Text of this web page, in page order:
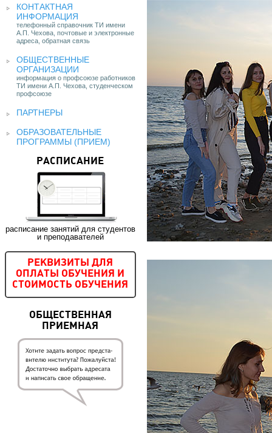
КОНТАКТНАЯ
ИНФОРМАЦИЯ
телефонный справочник ТИ имени
А.П. Чехова, почтовые и электронные
адреса, обратная связь
ОБЩЕСТВЕННЫЕ
ОРГАНИЗАЦИИ
информация о профсоюзе работников
ТИ имени А.П. Чехова, студенческом
профсоюзе
ПАРТНЕРЫ
ОБРАЗОВАТЕЛЬНЫЕ
ПРОГРАММЫ (ПРИЕМ)
РАСПИСАНИЕ
расписание занятий для студентов
и преподавателей
РЕКВИЗИТЫ ДЛЯ
ОПЛАТЫ ОБУЧЕНИЯ И
СТОИМОСТЬ ОБУЧЕНИЯ
ОБЩЕСТВЕННАЯ
ПРИЕМНАЯ